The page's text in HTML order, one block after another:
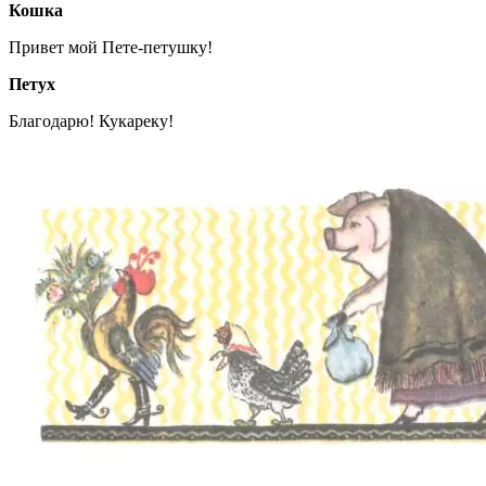
Кошка
Привет мой Пете-петушку!
Петух
Благодарю! Кукареку!